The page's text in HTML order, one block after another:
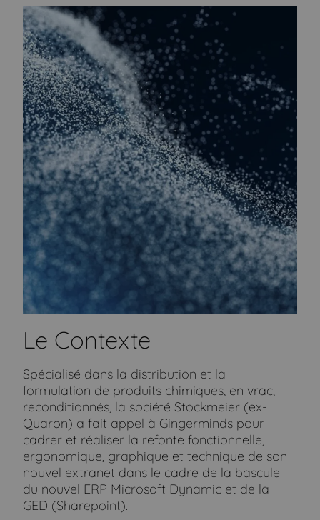
Le Contexte
Spécialisé dans la distribution et la
formulation de produits chimiques, en vrac,
reconditionnés, la société Stockmeier (ex-
Quaron) a fait appel à Gingerminds pour
cadrer et réaliser la refonte fonctionnelle,
ergonomique, graphique et technique de son
nouvel extranet dans le cadre de la bascule
du nouvel ERP Microsoft Dynamic et de la
GED (Sharepoint).